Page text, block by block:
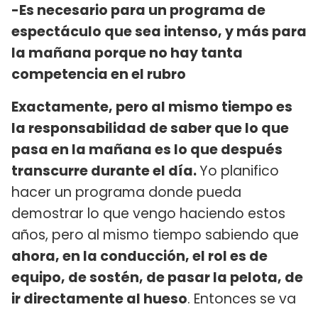
-Es necesario para un programa de
espectáculo que sea intenso, y más para
la mañana porque no hay tanta
competencia en el rubro
Exactamente, pero al mismo tiempo es
la responsabilidad de saber que lo que
pasa en la mañana es lo que después
transcurre durante el día.Yo planifico
hacer un programa donde pueda
demostrar lo que vengo haciendo estos
años, pero al mismo tiempo sabiendo que
ahora, en la conducción, el rol es de
equipo, de sostén, de pasar la pelota, de
ir directamente al hueso. Entonces se va